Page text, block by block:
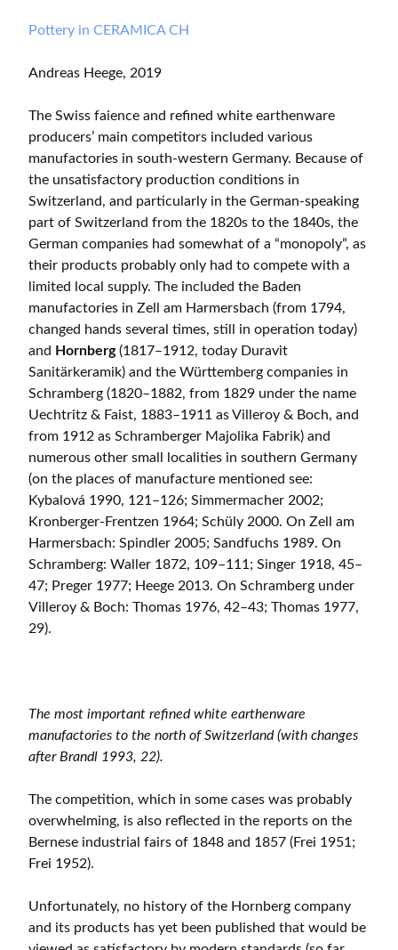
Pottery in CERAMICA CH
Andreas Heege, 2019
The Swiss faience and refined white earthenware
producers’ main competitors included various
manufactories in south-western Germany. Because of
the unsatisfactory production conditions in
Switzerland, and particularly in the German-speaking
part of Switzerland from the 1820s to the 1840s, the
German companies had somewhat of a “monopoly”, as
their products probably only had to compete with a
limited local supply. The included the Baden
manufactories in Zell am Harmersbach (from 1794,
changed hands several times, still in operation today)
and Hornberg(1817–1912, today Duravit
Sanitärkeramik) and the Württemberg companies in
Schramberg (1820–1882, from 1829 under the name
Uechtritz & Faist, 1883–1911 as Villeroy & Boch, and
from 1912 as Schramberger Majolika Fabrik) and
numerous other small localities in southern Germany
(on the places of manufacture mentioned see:
Kybalová 1990, 121–126; Simmermacher 2002;
Kronberger-Frentzen 1964; Schüly 2000. On Zell am
Harmersbach: Spindler 2005; Sandfuchs 1989. On
Schramberg: Waller 1872, 109–111; Singer 1918, 45–
47; Preger 1977; Heege 2013. On Schramberg under
Villeroy & Boch: Thomas 1976, 42–43; Thomas 1977,
29).
The most important refined white earthenware
manufactories to the north of Switzerland (with changes
after Brandl 1993, 22).
The competition, which in some cases was probably
overwhelming, is also reflected in the reports on the
Bernese industrial fairs of 1848 and 1857 (Frei 1951;
Frei 1952).
Unfortunately, no history of the Hornberg company
and its products has yet been published that would be